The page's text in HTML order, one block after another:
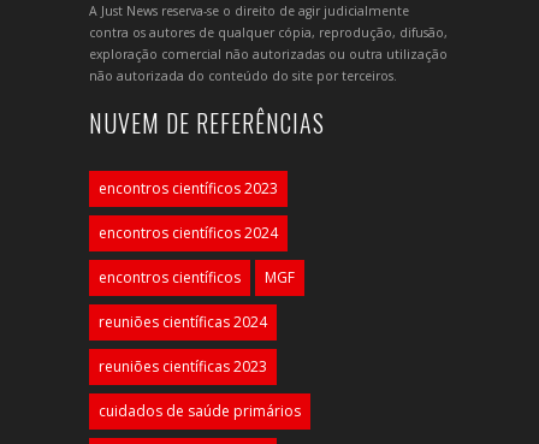
A Just News reserva-se o direito de agir judicialmente
contra os autores de qualquer cópia, reprodução, difusão,
exploração comercial não autorizadas ou outra utilização
não autorizada do conteúdo do site por terceiros.
NUVEM DE REFERÊNCIAS
encontros científicos 2023
encontros científicos 2024
encontros científicos MGF
reuniões científicas 2024
reuniões científicas 2023
cuidados de saúde primários